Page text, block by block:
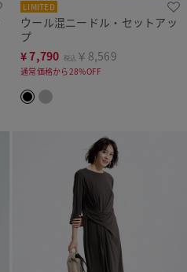
LIMITED
ウール混ニードル・セットアッ
プ
¥7,790 税込 ￥8,569
通常価格から28%OFF